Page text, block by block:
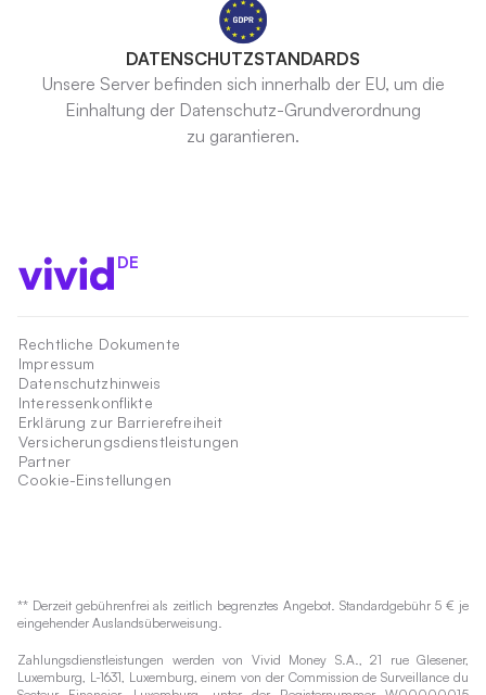
DATENSCHUTZSTANDARDS
Unsere Server befinden sich innerhalb der EU, um die
Einhaltung der Datenschutz-Grundverordnung
zu garantieren.
DE
Rechtliche Dokumente
Impressum
Datenschutzhinweis
Interessenkonflikte
Erklärung zur Barrierefreiheit
Versicherungsdienstleistungen
Partner
Cookie-Einstellungen
** Derzeit gebührenfrei als zeitlich begrenztes Angebot. Standardgebühr 5 € je
eingehender Auslandsüberweisung.
Zahlungsdienstleistungen werden von Vivid Money S.A., 21 rue Glesener,
Luxemburg, L-1631, Luxemburg, einem von der Commission de Surveillance du